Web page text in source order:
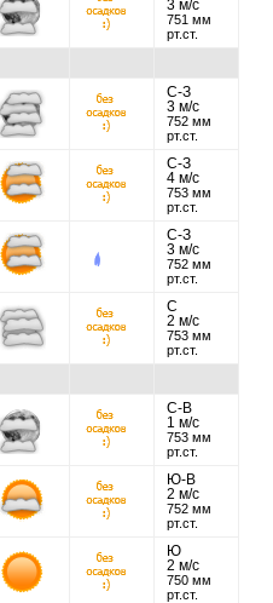
3 м/с
751 мм
рт.ст.
С-З
3 м/с
752 мм
рт.ст.
С-З
4 м/с
753 мм
рт.ст.
С-З
3 м/с
752 мм
рт.ст.
С
2 м/с
753 мм
рт.ст.
С-В
1 м/с
753 мм
рт.ст.
Ю-В
2 м/с
752 мм
рт.ст.
Ю
2 м/с
750 мм
рт.ст.